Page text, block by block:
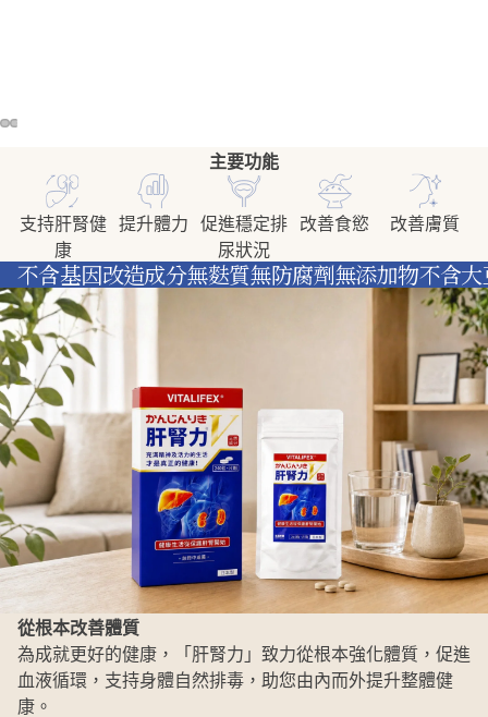
主要功能
支持肝腎健
康
提升體力
促進穩定排
尿狀況
改善食慾 改善膚質
不含基因改造成分無麩質無防腐劑無添加物不含
從根本改善體質
為成就更好的健康，「肝腎力」致力從根本強化體質，促進
血液循環，支持身體自然排毒，助您由內而外提升整體健
康。